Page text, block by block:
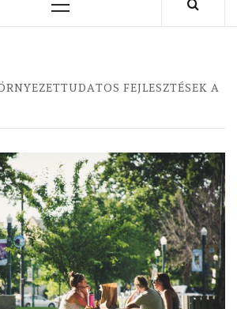
Primary
FEJLESZTÉSEK A